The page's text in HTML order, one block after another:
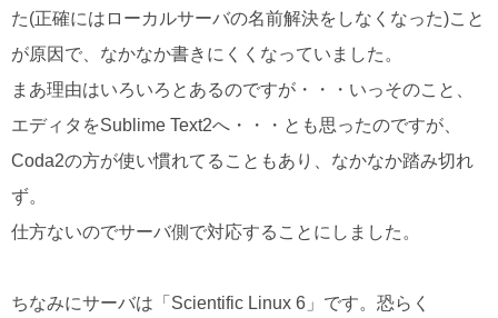
た(正確にはローカルサーバの名前解決をしなくなった)こと
が原因で、なかなか書きにくくなっていました。
まあ理由はいろいろとあるのですが・・・いっそのこと、
エディタをSublime Text2へ・・・とも思ったのですが、
Coda2の方が使い慣れてることもあり、なかなか踏み切れ
ず。
仕方ないのでサーバ側で対応することにしました。
ちなみにサーバは「Scientific Linux 6」です。恐らく